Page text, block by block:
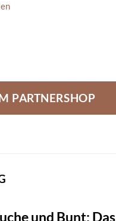
PARTNERSHOP
und Bunt: Das